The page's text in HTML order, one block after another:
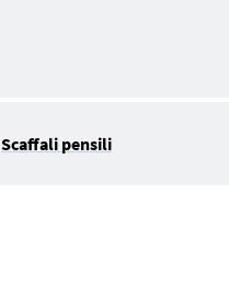
Scaffali pensili